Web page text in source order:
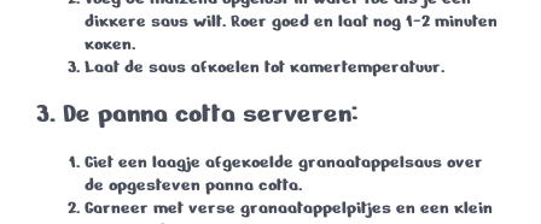
dikkere saus wilt. Roer goed en laat nog 1-2 minuten
koken.
Laat de saus afkoelen tot kamertemperatuur.
3. De panna cotta serveren:
Giet een laagje afgekoelde granaatappelsaus over
de opgesteven panna cotta.
Garneer met verse granaatappelpitjes en een klein